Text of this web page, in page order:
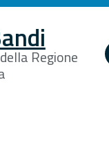
Regione